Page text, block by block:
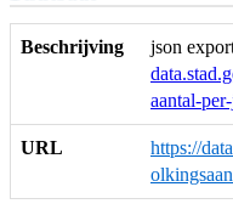
Beschrijving
json
aantal-
URL
https://